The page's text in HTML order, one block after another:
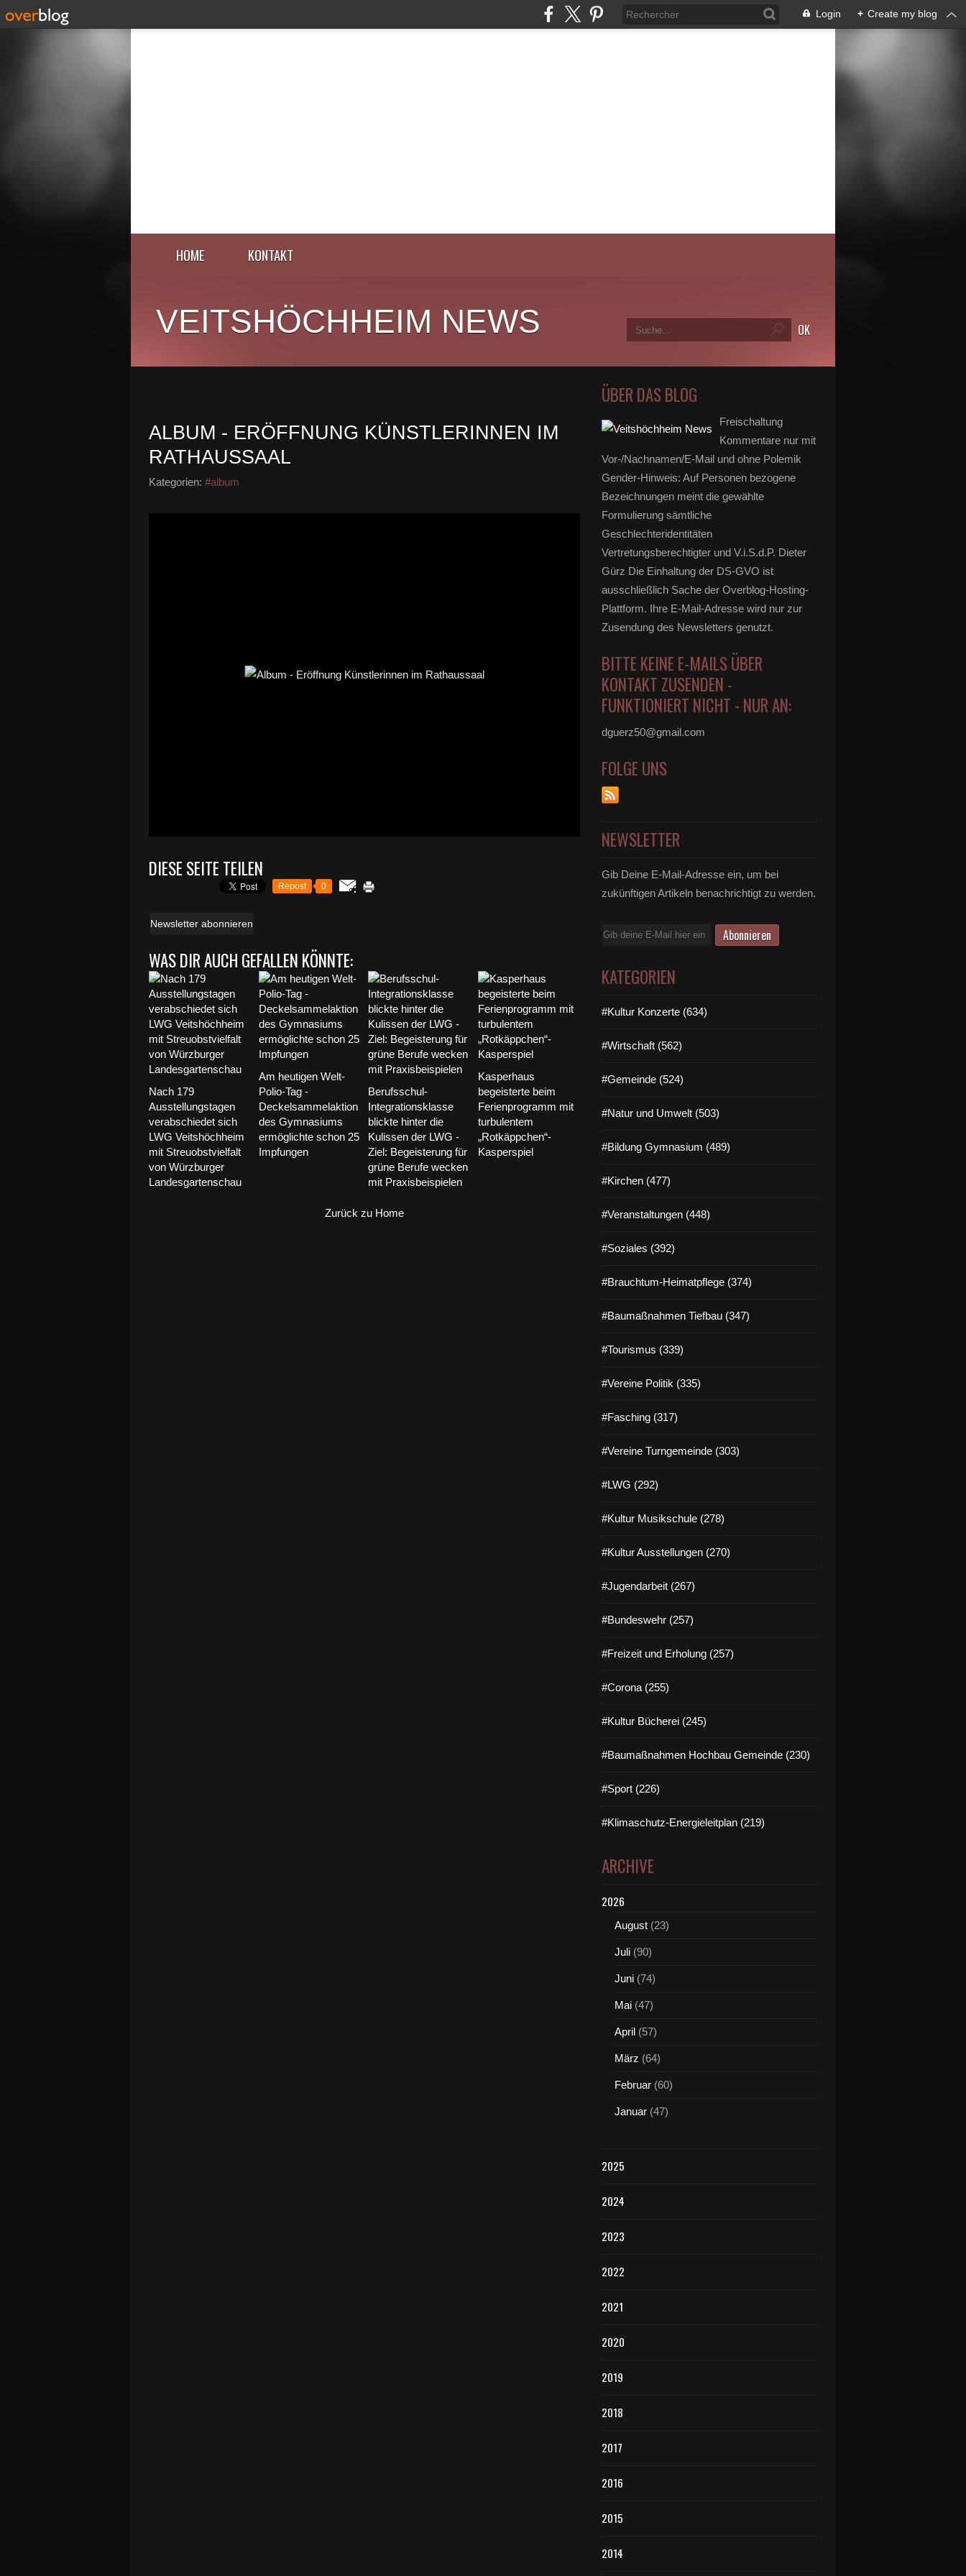
Login + Create my blog
HOME KONTAKT
VEITSHÖCHHEIM NEWS
ALBUM - ERÖFFNUNG KÜNSTLERINNEN IM
RATHAUSSAAL
Kategorien: #album
DIESE SEITE TEILEN
Repost 0
Newsletter abonnieren
WAS DIR AUCH GEFALLEN KÖNNTE:
Nach 179
Ausstellungstagen
verabschiedet sich
LWG Veitshöchheim
mit Streuobstvielfalt
von Würzburger
Landesgartenschau
Am heutigen Welt-
Polio-Tag -
Deckelsammelaktion
des Gymnasiums
ermöglichte schon 25
Impfungen
Berufsschul-
Integrationsklasse
blickte hinter die
Kulissen der LWG -
Ziel: Begeisterung für
grüne Berufe wecken
mit Praxisbeispielen
Kasperhaus
begeisterte beim
Ferienprogramm mit
turbulentem
„Rotkäppchen“-
Kasperspiel
Zurück zu Home
ÜBER DAS BLOG
Freischaltung
Kommentare nur mit
Vor-/Nachnamen/E-Mail und ohne Polemik
Gender-Hinweis: Auf Personen bezogene
Bezeichnungen meint die gewählte
Formulierung sämtliche
Geschlechteridentitäten
Vertretungsberechtigter und V.i.S.d.P. Dieter
Gürz Die Einhaltung der DS-GVO ist
ausschließlich Sache der Overblog-Hosting-
Plattform. Ihre E-Mail-Adresse wird nur zur
Zusendung des Newsletters genutzt.
BITTE KEINE E-MAILS ÜBER
KONTAKT ZUSENDEN -
FUNKTIONIERT NICHT - NUR AN:
dguerz50@gmail.com
FOLGE UNS
NEWSLETTER
Gib Deine E-Mail-Adresse ein, um bei
zukünftigen Artikeln benachrichtigt zu werden.
E-
KATEGORIEN
#Kultur Konzerte (634)
#Wirtschaft (562)
#Gemeinde (524)
#Natur und Umwelt (503)
#Bildung Gymnasium (489)
#Kirchen (477)
#Veranstaltungen (448)
#Soziales (392)
#Brauchtum-Heimatpflege (374)
#Baumaßnahmen Tiefbau (347)
#Tourismus (339)
#Vereine Politik (335)
#Fasching (317)
#Vereine Turngemeinde (303)
#LWG (292)
#Kultur Musikschule (278)
#Kultur Ausstellungen (270)
#Jugendarbeit (267)
#Bundeswehr (257)
#Freizeit und Erholung (257)
#Corona (255)
#Kultur Bücherei (245)
#Baumaßnahmen Hochbau Gemeinde (230)
#Sport (226)
#Klimaschutz-Energieleitplan (219)
ARCHIVE
2026
August (23)
Juli (90)
Juni (74)
Mai (47)
April (57)
März (64)
Februar (60)
Januar (47)
2025
2024
2023
2022
2021
2020
2019
2018
2017
2016
2015
2014